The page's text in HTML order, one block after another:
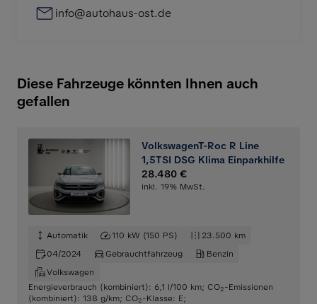
info@autohaus-ost.de
Diese Fahrzeuge könnten Ihnen auch
gefallen
VolkswagenT-Roc R Line
1,5TSI DSG Klima Einparkhilfe
28.480 €
inkl. 19% MwSt.
Automatik 110 kW (150 PS)
23.500 km
04/2024
Gebrauchtfahrzeug
Benzin
Volkswagen
Energieverbrauch (kombiniert): 6,1 l/100 km; CO2-Emissionen
(kombiniert): 138 g/km; CO2-Klasse: E;